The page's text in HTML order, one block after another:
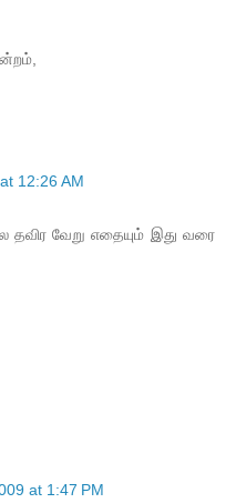
12:26 AM
தவிர வேறு எதையும் இது வரை
at 1:47 PM